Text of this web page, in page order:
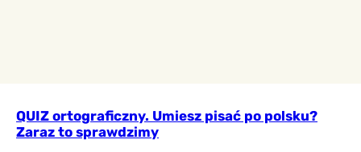
QUIZ ortograficzny. Umiesz pisać po polsku?
Zaraz to sprawdzimy